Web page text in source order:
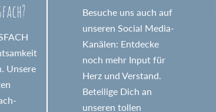
Unsere
Besuche uns auch auf
unseren Social Media-
Kanälen: Entdecke
noch mehr Input für
Herz und Verstand.
Beteilige Dich an
unseren tollen